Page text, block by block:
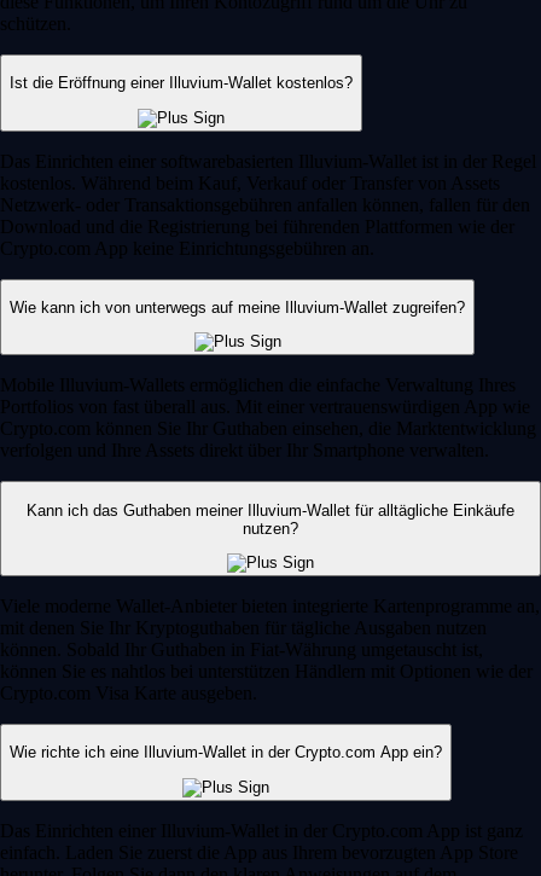
schützen.
Ist die Eröffnung einer Illuvium-Wallet kostenlos?
Das Einrichten einer softwarebasierten Illuvium-Wallet ist in der Regel
kostenlos. Während beim Kauf, Verkauf oder Transfer von Assets
Netzwerk- oder Transaktionsgebühren anfallen können, fallen für den
Download und die Registrierung bei führenden Plattformen wie der
Crypto.com App keine Einrichtungsgebühren an.
Wie kann ich von unterwegs auf meine Illuvium-Wallet zugreifen?
Mobile Illuvium-Wallets ermöglichen die einfache Verwaltung Ihres
Portfolios von fast überall aus. Mit einer vertrauenswürdigen App wie
Crypto.com können Sie Ihr Guthaben einsehen, die Marktentwicklung
verfolgen und Ihre Assets direkt über Ihr Smartphone verwalten.
Kann ich das Guthaben meiner Illuvium-Wallet für alltägliche Einkäufe
nutzen?
Viele moderne Wallet-Anbieter bieten integrierte Kartenprogramme an,
mit denen Sie Ihr Kryptoguthaben für tägliche Ausgaben nutzen
können. Sobald Ihr Guthaben in Fiat-Währung umgetauscht ist,
können Sie es nahtlos bei unterstützen Händlern mit Optionen wie der
Crypto.com Visa Karte ausgeben.
Wie richte ich eine Illuvium-Wallet in der Crypto.com App ein?
Das Einrichten einer Illuvium-Wallet in der Crypto.com App ist ganz
einfach. Laden Sie zuerst die App aus Ihrem bevorzugten App Store